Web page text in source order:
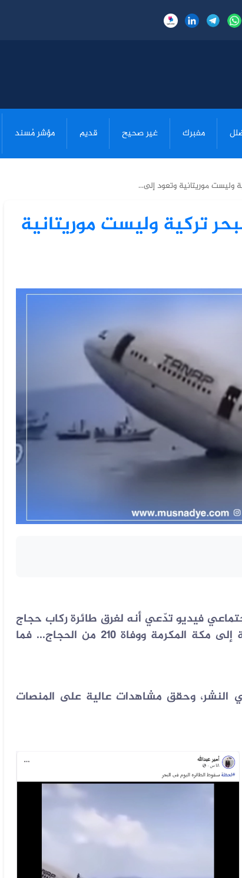
مفبرك غير صحيح قديم مؤشر مُسند
وليست موريتانية وتعود إلى...
تركية وليست موريتانية
فيديو تدّعي أنه لغرق طائرة ركاب حجاج
موريتانيين في البحر الأحمر كانت متجهة إلى مكة المكرمة ووفاة 210 من الحجاج... فما
النشر، وحقق مشاهدات عالية على المنصات
الفيديو المتداول لحرائق أرامكو قدي...